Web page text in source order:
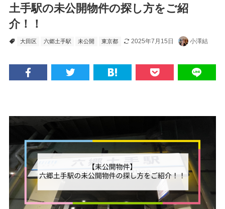
土手駅の未公開物件の探し方をご紹
介！！
大田区 六郷土手駅 未公開 東京都 2025年7月15日 小澤結